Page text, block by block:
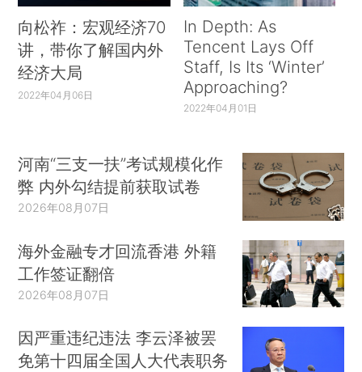
向松祚：宏观经济70
讲，带你了解国内外
经济大局
2022年04月06日
In Depth: As
Tencent Lays Off
Staff, Is Its ‘Winter’
Approaching?
2022年04月01日
河南“三支一扶”考试规模化作
弊 内外勾结提前获取试卷
2026年08月07日
海外金融专才回流香港 外籍
工作签证翻倍
2026年08月07日
因严重违纪违法 李云泽被罢
免第十四届全国人大代表职务